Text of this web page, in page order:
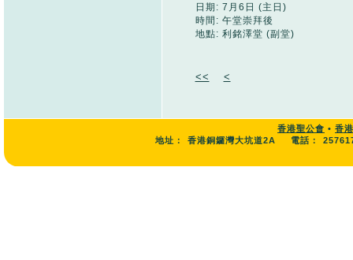
日期: 7月6日 (主日)
時間: 午堂崇拜後
地點: 利銘澤堂 (副堂)
<< <
香港聖公會 • 香
地址：
香港銅鑼灣大坑道2A 電話：